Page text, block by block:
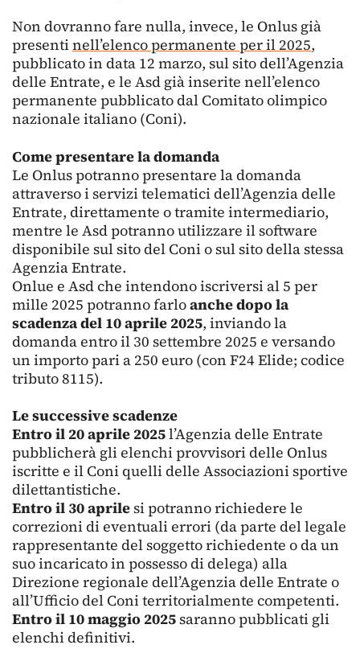
Non dovranno fare nulla, invece, le Onlus già
presentinell’elenco permanente per il 2025,
pubblicato in data 12 marzo, sul sito dell’Agenzia
delle Entrate, e le Asd già inserite nell’elenco
permanente pubblicato dal Comitato olimpico
nazionale italiano (Coni).
Come presentare la domanda
Le Onlus potranno presentare la domanda
attraverso i servizi telematici dell’Agenzia delle
Entrate, direttamente o tramite intermediario,
mentre le Asd potranno utilizzare il software
disponibile sul sito del Coni o sul sito della stessa
Agenzia Entrate.
Onlue e Asd che intendono iscriversi al 5 per
mille 2025 potranno farloanche dopo la
scadenza del 10 aprile 2025, inviando la
domanda entro il 30 settembre 2025 e versando
un importo pari a 250 euro (con F24 Elide; codice
tributo 8115).
Le successive scadenze
Entro il 20 aprile 2025l’Agenzia delle Entrate
pubblicherà gli elenchi provvisori delle Onlus
iscritte e il Coni quelli delle Associazioni sportive
dilettantistiche.
Entro il 30 aprile si potranno richiedere le
correzioni di eventuali errori (da parte del legale
rappresentante del soggetto richiedente o da un
suo incaricato in possesso di delega) alla
Direzione regionale dell’Agenzia delle Entrate o
all’Ufficio del Coni territorialmente competenti.
Entro il 10 maggio 2025 saranno pubblicati gli
elenchi definitivi.